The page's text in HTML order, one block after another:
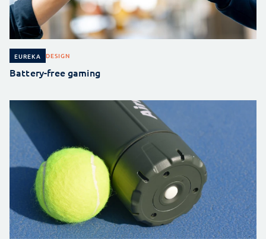
EUREKA DESIGN
Battery-free gaming